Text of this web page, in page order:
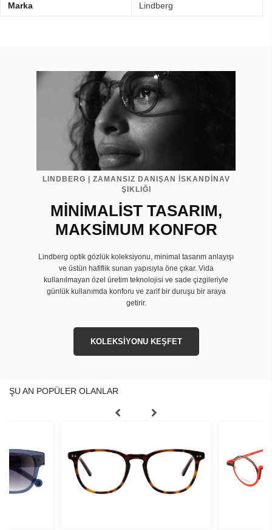
Marka Lindberg
LINDBERG | ZAMANSIZ DANIŞAN İSKANDİNAV
ŞIKLIĞI
MİNİMALİST TASARIM,
MAKSİMUM KONFOR
Lindberg optik gözlük koleksiyonu, minimal tasarım anlayışı
ve üstün hafiflik sunan yapısıyla öne çıkar. Vida
kullanılmayan özel üretim teknolojisi ve sade çizgileriyle
günlük kullanımda konforu ve zarif bir duruşu bir araya
getirir.
KOLEKSİYONU KEŞFET
ŞU AN POPÜLER OLANLAR